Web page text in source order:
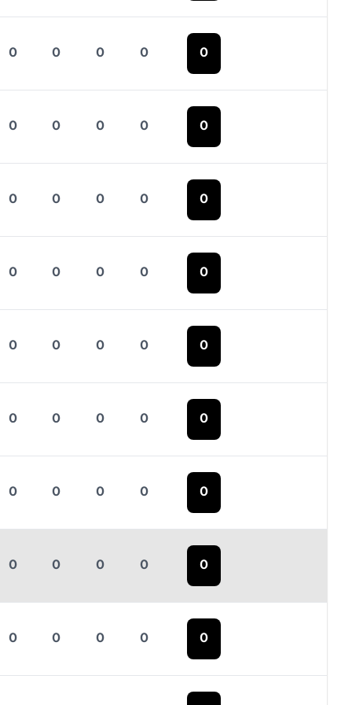
0 0 0 0 0
0 0 0 0 0
0 0 0 0 0
0 0 0 0 0
0 0 0 0 0
0 0 0 0 0
0 0 0 0 0
0 0 0 0 0
0 0 0 0 0